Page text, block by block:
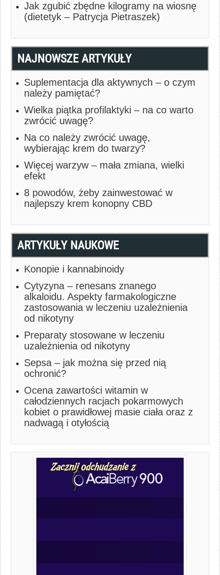
Jak zgubić zbędne kilogramy na wiosnę
(dietetyk – Patrycja Pietraszek)
NAJNOWSZE ARTYKUŁY
Suplementacja dla aktywnych – o czym
należy pamiętać?
Wielka piątka profilaktyki – na co warto
zwrócić uwagę?
Na co należy zwrócić uwagę,
wybierając krem do twarzy?
Więcej warzyw – mała zmiana, wielki
efekt
8 powodów, żeby zainwestować w
najlepszy krem konopny CBD
ARTYKUŁY NAUKOWE
Konopie i kannabinoidy
Cytyzyna – renesans znanego
alkaloidu. Aspekty farmakologiczne
zastosowania w leczeniu uzależnienia
od nikotyny
Preparaty stosowane w leczeniu
uzależnienia od nikotyny
Sepsa – jak można się przed nią
ochronić?
Ocena zawartości witamin w
całodziennych racjach pokarmowych
kobiet o prawidłowej masie ciała oraz z
nadwagą i otyłością